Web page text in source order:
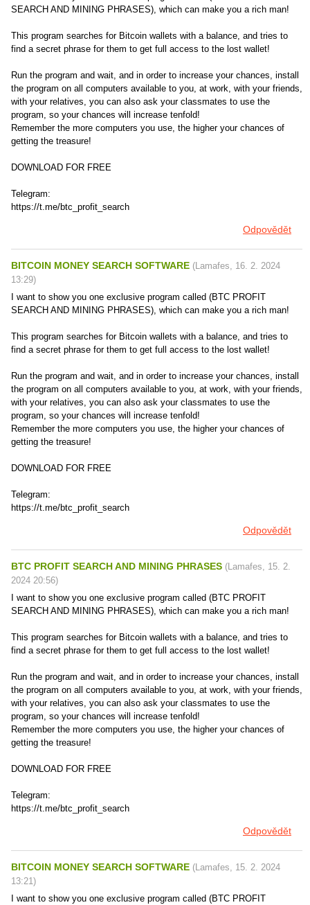
SEARCH AND MINING PHRASES), which can make you a rich man!
This program searches for Bitcoin wallets with a balance, and tries to
find a secret phrase for them to get full access to the lost wallet!
Run the program and wait, and in order to increase your chances, install
the program on all computers available to you, at work, with your friends,
with your relatives, you can also ask your classmates to use the
program, so your chances will increase tenfold!
Remember the more computers you use, the higher your chances of
getting the treasure!
DOWNLOAD FOR FREE
Telegram:
https://t.me/btc_profit_search
Odpovědět
BITCOIN MONEY SEARCH SOFTWARE (Lamafes
16. 2. 2024
13:29)
I want to show you one exclusive program called (BTC PROFIT
SEARCH AND MINING PHRASES), which can make you a rich man!
This program searches for Bitcoin wallets with a balance, and tries to
find a secret phrase for them to get full access to the lost wallet!
Run the program and wait, and in order to increase your chances, install
the program on all computers available to you, at work, with your friends,
with your relatives, you can also ask your classmates to use the
program, so your chances will increase tenfold!
Remember the more computers you use, the higher your chances of
getting the treasure!
DOWNLOAD FOR FREE
Telegram:
https://t.me/btc_profit_search
Odpovědět
BTC PROFIT SEARCH AND MINING PHRASES (Lamafes
15. 2.
2024 20:56)
I want to show you one exclusive program called (BTC PROFIT
SEARCH AND MINING PHRASES), which can make you a rich man!
This program searches for Bitcoin wallets with a balance, and tries to
find a secret phrase for them to get full access to the lost wallet!
Run the program and wait, and in order to increase your chances, install
the program on all computers available to you, at work, with your friends,
with your relatives, you can also ask your classmates to use the
program, so your chances will increase tenfold!
Remember the more computers you use, the higher your chances of
getting the treasure!
DOWNLOAD FOR FREE
Telegram:
https://t.me/btc_profit_search
Odpovědět
BITCOIN MONEY SEARCH SOFTWARE (Lamafes
15. 2. 2024
13:21)
I want to show you one exclusive program called (BTC PROFIT